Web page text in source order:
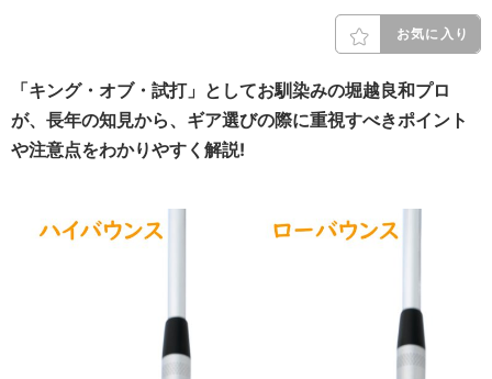
お気に入り
「キング・オブ・試打」としてお馴染みの堀越良和プロ
が、長年の知見から、ギア選びの際に重視すべきポイント
や注意点をわかりやすく解説!